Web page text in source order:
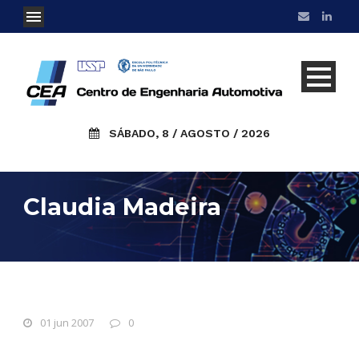
SÁBADO, 8 / AGOSTO / 2026
Claudia Madeira
01 jun 2007 0